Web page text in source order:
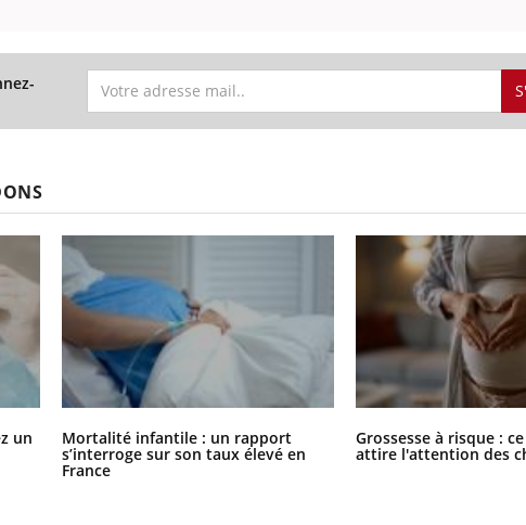
un Mortalité infantile : un rapport
s’interroge sur son taux élevé en
France
Grossesse à risque :
attire l'attention des